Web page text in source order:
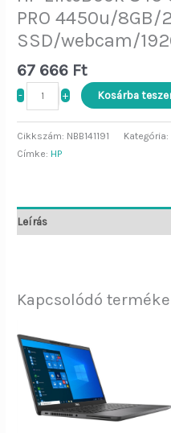
PRO 4450u/8GB/
SSD/webcam/
67 666 Ft
- + Kosárba
Cikkszám: NBB141191 Kategória:
Címke: HP
Leírás
Kapcsolódó